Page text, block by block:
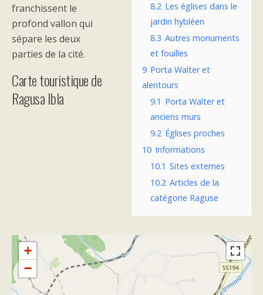
8.2 Les églises dans le
jardin hybléen
8.3 Autres monuments
et fouilles
9 Porta Walter et
alentours
9.1 Porta Walter et
anciens murs
9.2 Églises proches
10 Informations
10.1 Sites externes
10.2 Articles de la
catégorie Raguse
franchissent le
profond vallon qui
sépare les deux
parties de la cité.
Carte touristique de
Ragusa Ibla
+
−